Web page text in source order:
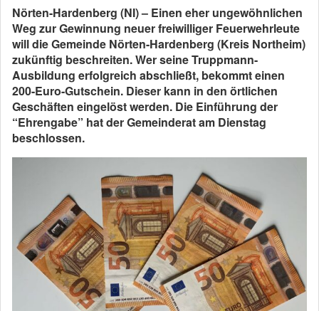
Nörten-Hardenberg (NI) – Einen eher ungewöhnlichen
Weg zur Gewinnung neuer freiwilliger Feuerwehrleute
will die Gemeinde Nörten-Hardenberg (Kreis Northeim)
zukünftig beschreiten. Wer seine Truppmann-
Ausbildung erfolgreich abschließt, bekommt einen
200-Euro-Gutschein. Dieser kann in den örtlichen
Geschäften eingelöst werden. Die Einführung der
“Ehrengabe” hat der Gemeinderat am Dienstag
beschlossen.